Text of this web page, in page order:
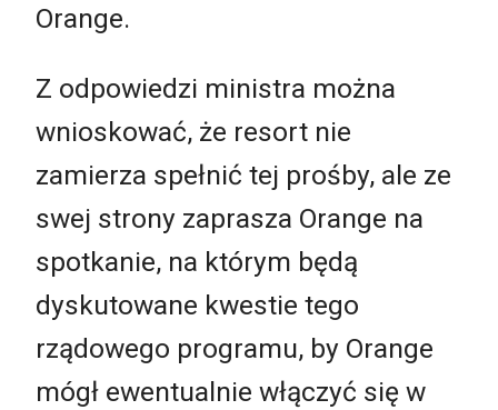
Orange.
Z odpowiedzi ministra można
wnioskować, że resort nie
zamierza spełnić tej prośby, ale ze
swej strony zaprasza Orange na
spotkanie, na którym będą
dyskutowane kwestie tego
rządowego programu, by Orange
mógł ewentualnie włączyć się w